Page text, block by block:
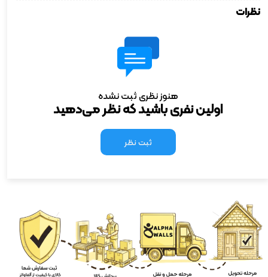
نظرات
هنوز نظری ثبت نشده
اولین نفری باشید که نظر می‌دهید
ثبت نظر